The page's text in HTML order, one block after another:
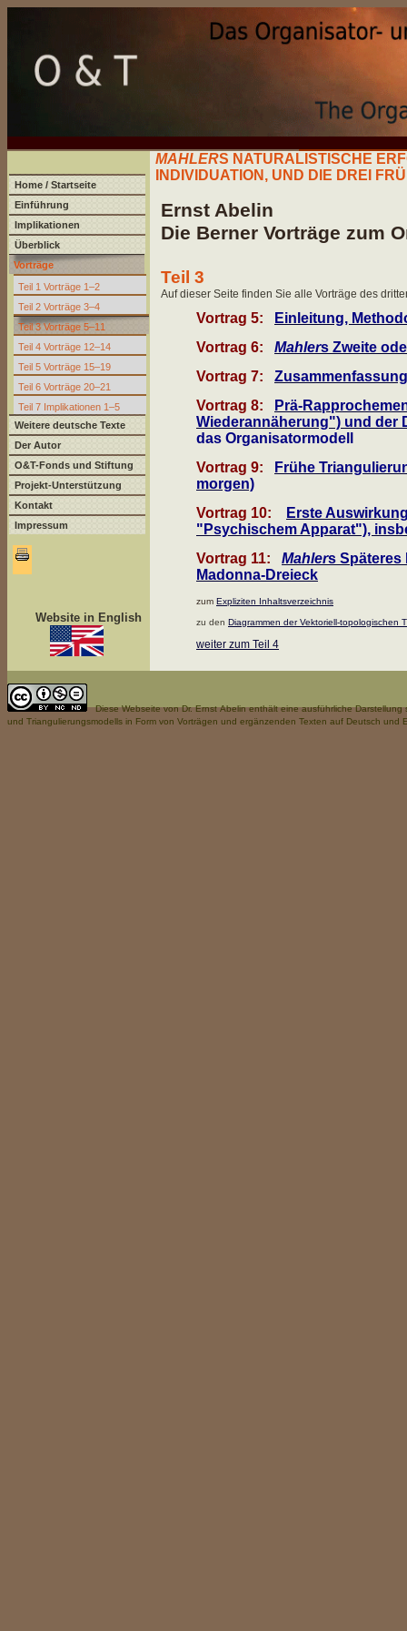
Home / Startseite
Einführung
Implikationen
Überblick
Vorträge
Teil 1 Vorträge 1–2
Teil 2 Vorträge 3–4
Teil 3 Vorträge 5–11
Teil 4 Vorträge 12–14
Teil 5 Vorträge 15–19
Teil 6 Vorträge 20–21
Teil 7 Implikationen 1–5
Weitere deutsche Texte
Der Autor
O&T-Fonds und Stiftung
Projekt-Unterstützung
Kontakt
Impressum
Website in English
MAHLERS NATURALISTISCHE
INDIVIDUATION, UND DIE DREI
Ernst Abelin
Die Berner Vorträge zum
Teil 3
Auf dieser Seite finden Sie alle Vorträge des
Vortrag 5:
Einleitung,
Vortrag 6:
Mahlers Zweite
Vortrag 7:
Vortrag 8:
Prä-
Wiederannäherung") und der
das Organisatormodell
Vortrag 9:
Frühe
morgen)
Vortrag 10:
Erste
"Psychischem Apparat"),
Vortrag 11:
Mahlers Späteres
Madonna-Dreieck
zum Expliziten Inhaltsverzeichnis
zu den Diagrammen der Vektoriell-topologischen
weiter zum Teil 4
Diese Webseitevon Dr. Ernst Abelin enthält eine ausführliche
und Triangulierungsmodells in Form von Vorträgen und ergänzenden Texten auf Deutsch und